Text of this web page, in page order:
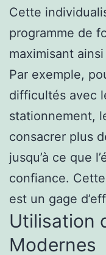
Cette
programme de
maximisant
Par exemple,
difficultés avec
stationnement,
consacrer plus
jusqu’à ce que
confiance.
est un gage
Utilisation
Modernes